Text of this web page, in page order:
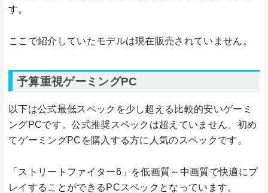
す。
ここで紹介していたモデルは現在販売されていません。
予算重視ゲーミングPC
以下は公式最低スペックを少し超える比較的安いゲーミ
ングPCです。公式推奨スペックは超えていません。初め
てゲーミングPCを購入する方に人気のスペックです。
「ストリートファイター6」を低画質～中画質で快適にプ
レイすることができるPCスペックとなっています。